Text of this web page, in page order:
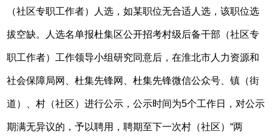
（社区专职工作者）人选，如某职位无合适人选，该职位选
拔空缺。人选名单报杜集区公开招考村级后备干部（社区专
职工作者）工作领导小组研究同意后，在淮北市人力资源和
社会保障局网、杜集先锋网、杜集先锋微信公众号、镇（街
道）、村（社区）进行公示，公示时间为5个工作日，对公示
期满无异议的，予以聘用，聘期至下一次村（社区）“两